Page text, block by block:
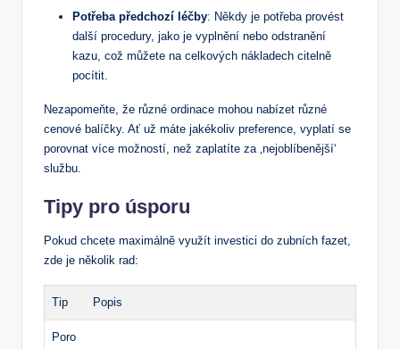
Potřeba předchozí léčby: Někdy je potřeba provést
další procedury, jako je vyplnění nebo odstranění
kazu, což můžete na celkových nákladech citelně
pocítit.
Nezapomeňte, že různé ordinace mohou nabízet různé
cenové balíčky. Ať už máte jakékoliv preference, vyplatí se
porovnat více možností, než zaplatíte za ‚nejoblíbenější‘
službu.
Tipy pro úsporu
Pokud chcete maximálně využít investici do zubních fazet,
zde je několik rad:
Tip Popis
Poro